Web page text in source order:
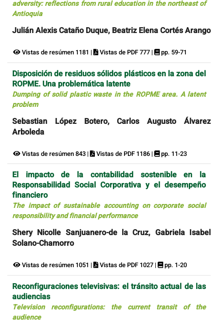
adversity: reflections from rural education in the northeast of
Antioquia
Julián Alexis Cataño Duque, Beatriz Elena Cortés Arango
Vistas de resúmen 1181 | Vistas de PDF 777 | pp. 59-71
Disposición de residuos sólidos plásticos en la zona del
ROPME. Una problemática latente
Dumping of solid plastic waste in the ROPME area. A latent
problem
Sebastian López Botero, Carlos Augusto Álvarez
Arboleda
Vistas de resúmen 843 | Vistas de PDF 1186 | pp. 11-23
El impacto de la contabilidad sostenible en la
Responsabilidad Social Corporativa y el desempeño
financiero
The impact of sustainable accounting on corporate social
responsibility and financial performance
Shery Nicolle Sanjuanero-de la Cruz, Gabriela Isabel
Solano-Chamorro
Vistas de resúmen 1051 | Vistas de PDF 1027 | pp. 1-20
Reconfiguraciones televisivas: el tránsito actual de las
audiencias
Television reconfigurations: the current transit of the
audience